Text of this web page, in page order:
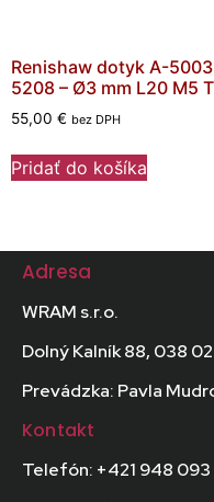
Renishaw dotyk A-
5208 – Ø3 mm L20 M5
55,00 € bez DPH
Pridať do košíka
Adresa
WRAM s.r.o.
Dolný Kalník 88, 038 02
Prevádzka: Pavla
Kontakt
Telefón: +421 948 093